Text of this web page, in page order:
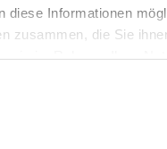
diese Informationen
zusammen, die Sie